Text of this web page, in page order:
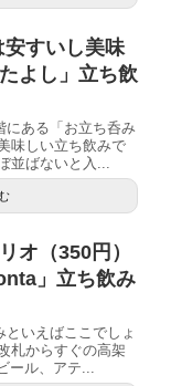
すいし美味
よし」立ち飲
にある「お立ち呑み
味しい立ち飲みで
並ばないと入...
オ（350円）
」立ち飲み
いえばここでしょ
札からすぐの高架
ール、アテ...